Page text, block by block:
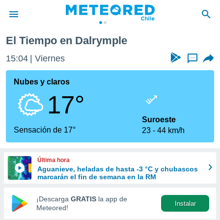
de
por
que se
calidad.
a este
las
y
forma
digital
basada
El Tiempo en Dalrymple
15:04 Viernes ...
Nubes y claros
17°
Sensación de 17°
Suroeste
23
44 km/h
Última hora
Aguanieve, heladas de hasta -3 °C y chubascos
marcarán el fin de semana en la RM
¡Descarga GRATIS la app de
Meteored!
Instalar